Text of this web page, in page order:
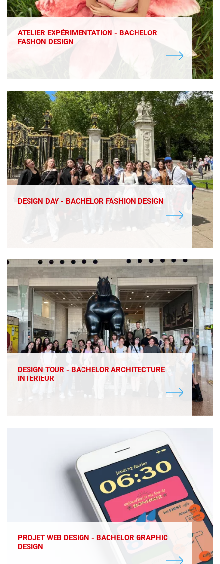
ATELIER EXPÉRIMENTATION - BACHELOR
FASHON DESIGN
DESIGN DAY - BACHELOR FASHION DESIGN
DESIGN TOUR - BACHELOR ARCHITECTURE
INTERIEUR
PROJET WEB DESIGN - BACHELOR GRAPHIC
DESIGN